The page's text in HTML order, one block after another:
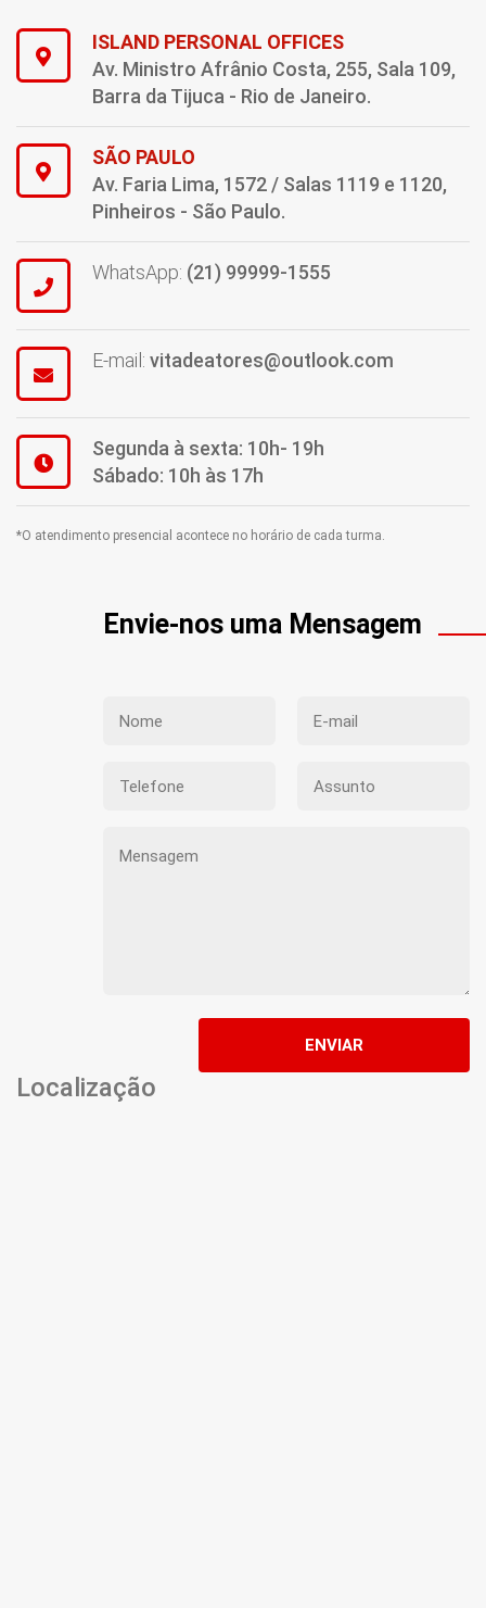
ISLAND PERSONAL OFFICES
Av. Ministro Afrânio Costa, 255, Sala 109,
Barra da Tijuca - Rio de Janeiro.
SÃO PAULO
Av. Faria Lima, 1572 / Salas 1119 e 1120,
Pinheiros - São Paulo.
WhatsApp: (21) 99999-1555
E-mail: vitadeatores@outlook.com
Segunda à sexta: 10h- 19h
Sábado: 10h às 17h
*O atendimento presencial acontece no horário de cada turma.
Envie-nos uma Mensagem
ENVIAR
Localização